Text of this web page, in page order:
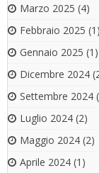
Marzo 2025 (4)
Febbraio 2025 (1)
Gennaio 2025 (1)
Dicembre 2024
Settembre 2024
Luglio 2024 (2)
Maggio 2024 (2)
Aprile 2024 (1)